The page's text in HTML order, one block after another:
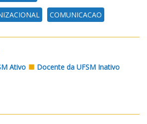
COMUNICACAO
Ativo
Docente da UFSM Inativo